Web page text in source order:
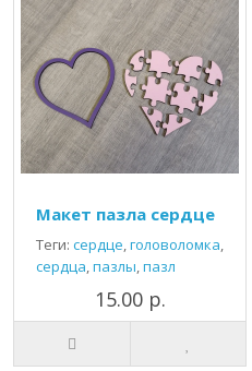
Макет пазла сердце
Теги: сердце,головоломка,
сердца,пазлы,пазл
15.00 р.